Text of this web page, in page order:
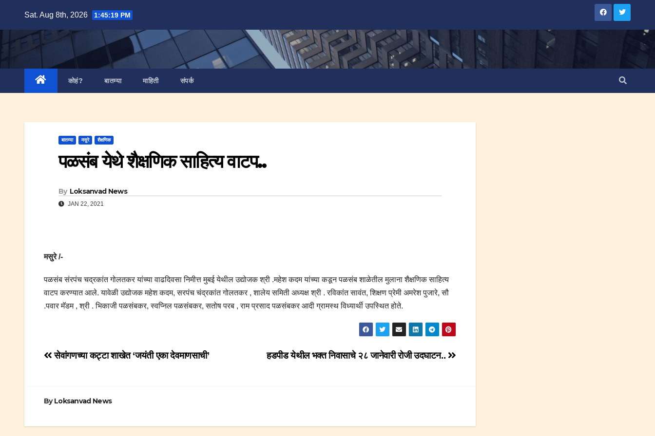
content
Sat. Aug 8th, 2026 1:45:20 PM
कोहं? बातम्या माहिती संपर्क
बातम्या मसुरे शैक्षणिक
पळसंब येथे शैक्षणिक साहित्य वाटप..
By Loksanvad News
JAN 22, 2021
मसुरे /-
पळसंब संरपंच चद्रकांत गोलतकर यांच्या वाढदिवसा निमीत्त मुबई येथील उद्योजक श्री .महेश कदम यांच्या कडून पळसंब शाळेतील मुलाना शैक्षणिक साहित्य
वाटप करण्यात आले. यावेळी उद्योजक महेश कदम, सरपंच चंद्रकांत गोलतकर , शालेय समिती अध्यक्ष श्री . रविकांत सावंत, शिक्षण प्रेमी अमरेश पुजारे, सौ
.पवार मॅडम , श्री . भिकाजी पळसंबकर, स्वप्निल पळसंबकर, सतोष परब , राम प्रसाद पळसंबकर आदी ग्रामस्थ विध्यार्थी उपस्थित होते.
Post
हडपीड येथील भक्त निवासाचे २८ जानेवारी रोजी उदघाटन..
सेवांगणच्या कट्टा शाखेत ‘जयंती एका देवमाणसाची’
ByLoksanvad News